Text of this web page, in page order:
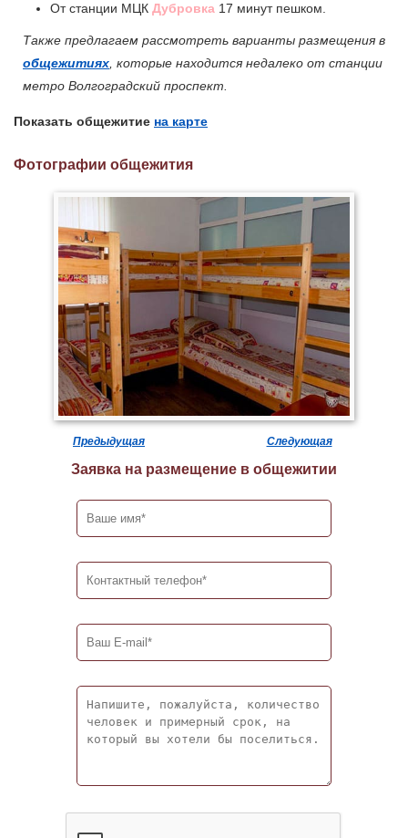
От станции МЦК Дубровка 17 минут пешком.
Также предлагаем рассмотреть варианты размещения в
общежитиях, которые находится недалеко от станции
метро Волгоградский проспект.
Показать общежитие на карте
Фотографии общежития
Предыдущая Следующая
Заявка на размещение в общежитии